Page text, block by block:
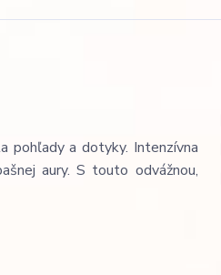
pohľady a dotyky. Intenzívna
aury. S touto odvážnou,